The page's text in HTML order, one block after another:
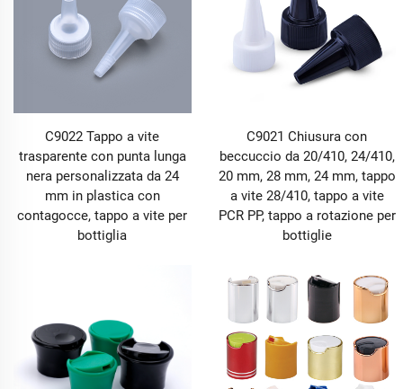
C9022 Tappo a vite
trasparente con punta lunga
nera personalizzata da 24
mm in plastica con
contagocce, tappo a vite per
bottiglia
C9021 Chiusura con
beccuccio da 20/410, 24/410,
20 mm, 28 mm, 24 mm, tappo
a vite 28/410, tappo a vite
PCR PP, tappo a rotazione per
bottiglie